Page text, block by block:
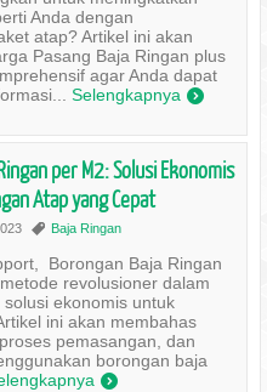
Anda dengan
atap? Artikel ini akan
Pasang Baja Ringan plus
agar Anda dapat
Selengkapnya )
per M2: Solusi Ekonomis
Atap yang Cepat
, Baja Ringan
Borongan Baja Ringan
revolusioner dalam
ekonomis untuk
ini akan membahas
pemasangan, dan
borongan baja
)